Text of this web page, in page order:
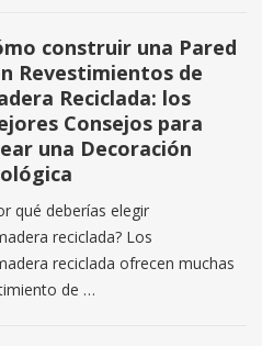
construir una Pared
Revestimientos de
Reciclada: los
Consejos para
una Decoración
qué deberías elegir
reciclada? Los
reciclada ofrecen muchas
de …